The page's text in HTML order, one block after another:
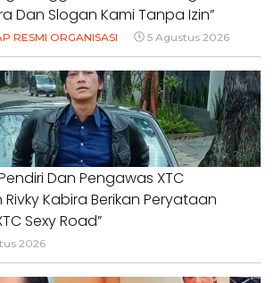
Dan Slogan Kami Tanpa Izin”
RESMI ORGANISASI 5 Agustus 2026
Dan Pengawas XTC
Kabira Berikan Peryataan
Sexy Road”
2026